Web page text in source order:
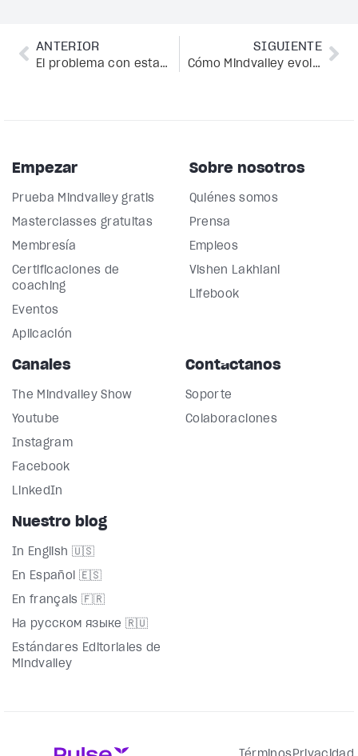
ANTERIOR
El problema con establecer metas: las 3 preguntas más importantes
SIGUIENTE
Cómo Mindvalley evolucionó de mediocridad y caos a una compañía multipremiada
Empezar
Prueba Mindvalley gratis
Masterclasses gratuitas
Membresía
Certificaciones de
coaching
Eventos
Aplicación
Sobre nosotros
Quiénes somos
Prensa
Empleos
Vishen Lakhiani
Lifebook
Canales
The Mindvalley Show
Youtube
Instagram
Facebook
LinkedIn
Contáctanos
Soporte
Colaboraciones
Nuestro blog
In English 🇺🇸
En Español 🇪🇸
En français 🇫🇷
На русском языке 🇷🇺
Estándares Editoriales de
Mindvalley